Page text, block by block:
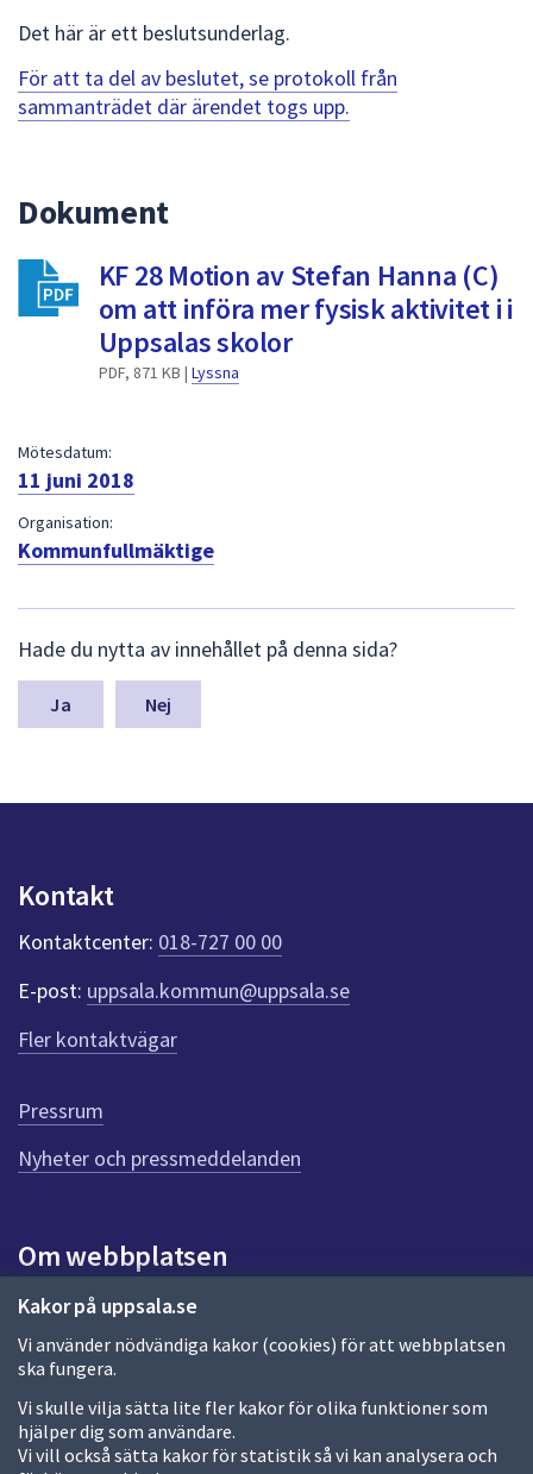
för
att
navigera
för
att
Kakor på uppsala.se
Vi använder nödvändiga kakor (cookies) för att webbplatsen
ska fungera.
Vi skulle vilja sätta lite fler kakor för olika funktioner som
hjälper dig som användare.
Vi vill också sätta kakor för statistik så vi kan analysera och
Det här är ett beslutsunderlag.
För att ta del av beslutet, se protokoll från
sammanträdet där ärendet togs upp.
Dokument
KF 28 Motion av Stefan Hanna (C)
om att införa mer fysisk aktivitet i i
Uppsalas skolor
PDF, 871 KB | Lyssna
Mötesdatum:
11 juni 2018
Organisation:
Kommunfullmäktige
ä
m
a
n
k
t
e
r
f
ö
r
e
n
n
a
d
a
Hade du nytta av innehållet på denna sida?
Nej
Kontakt
Kontaktcenter: 018-727 00 00
E-post: uppsala.kommun@uppsala.se
Fler kontaktvägar
Pressrum
Nyheter och pressmeddelanden
Om webbplatsen
Om webbplatsen
Allmänna handlingar och diarium
Behandling av personuppgifter
Kakor